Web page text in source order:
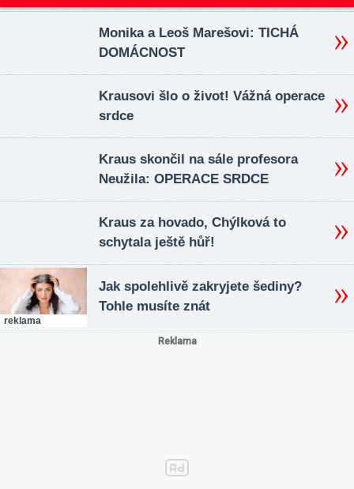
Monika a Leoš Marešovi: TICHÁ
DOMÁCNOST
Krausovi šlo o život! Vážná operace
srdce
Kraus skončil na sále profesora
Neužila: OPERACE SRDCE
Kraus za hovado, Chýlková to
schytala ještě hůř!
reklama
Jak spolehlivě zakryjete šediny?
Tohle musíte znát